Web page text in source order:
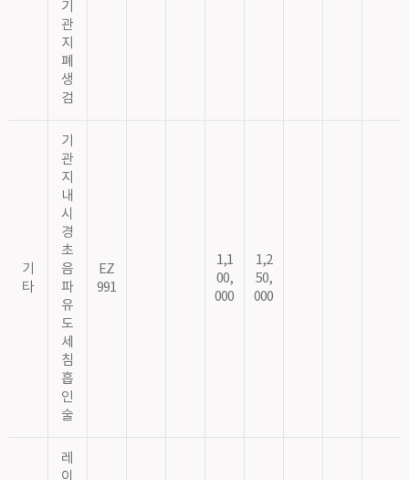
기
관
지
폐
생
검
기
타
기
관
지
내
시
경
초
음
파
유
도
세
침
흡
인
술
EZ
991
1,1
00,
000
1,2
50,
000
레
이